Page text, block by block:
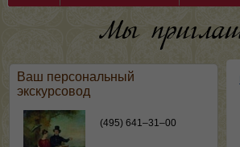
Ваш персональный
экскурсовод
(495) 641–31–00